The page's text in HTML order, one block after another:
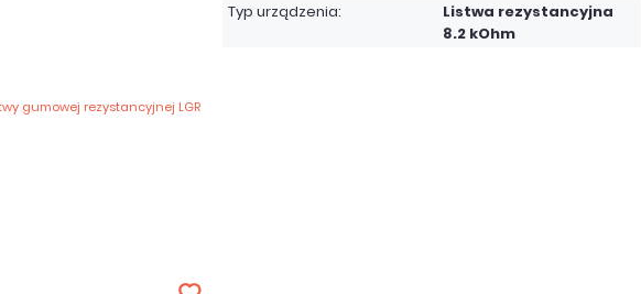
Typ urządzenia:
Listwa rezystancyjna
8.2 kOhm